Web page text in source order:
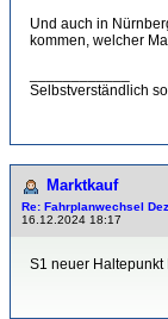
Und auch in
kommen, welcher
Selbstverständlich
Marktkauf
Re: Fahrplanwechsel
16.12.2024 18:17
S1 neuer